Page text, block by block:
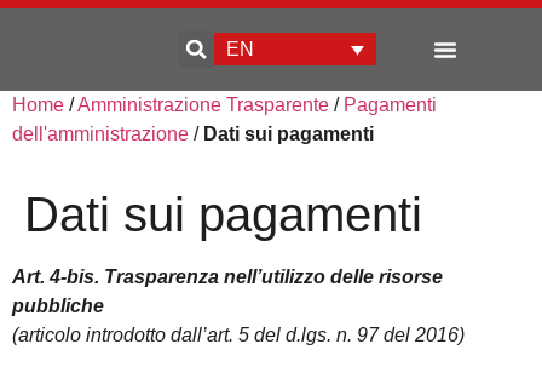
EN
Home /Amministrazione Trasparente / Pagamenti
dell'amministrazione / Dati sui pagamenti
Dati sui pagamenti
Art. 4-bis. Trasparenza nell’utilizzo delle risorse
pubbliche
(articolo introdotto dall’art. 5 del d.lgs. n. 97 del 2016)